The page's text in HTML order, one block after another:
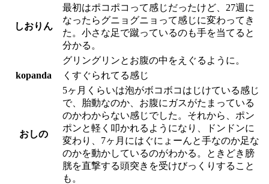
しおりん
最初はポコポコって感じだったけど、27週に
なったらグニョグニョって感じに変わってき
た。小さな足で蹴っているのも手を当てると
分かる。
グリングリンとお腹の中をえぐるように。
kopanda
くすぐられてる感じ
おしの
5ヶ月くらいは泡がボコボコはじけている感じ
で、胎動なのか、お腹にガスがたまっている
のかわからない感じでした。それから、ポン
ポンと軽く叩かれるようになり、ドンドンに
変わり、7ヶ月にはぐにょーんと手なのか足な
のかを動かしているのがわかる。ときどき膀
胱を直撃する頭突きを受けびっくりすること
も。